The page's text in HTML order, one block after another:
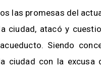
las promesas del
ciudad, atacó y
Siendo
ciudad con la